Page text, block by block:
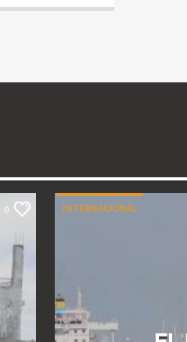
0 INTERNACIONAL